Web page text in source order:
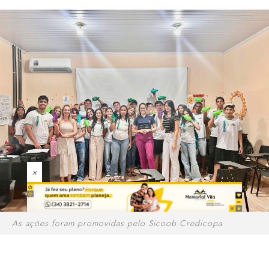
×
As ações foram promovidas pelo Sicoob Credicopa